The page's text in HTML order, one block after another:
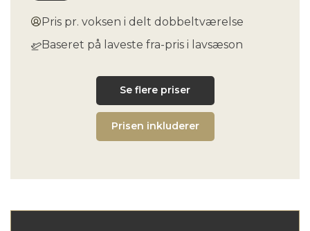
Pris pr. voksen i delt dobbeltværelse
Baseret på laveste fra-pris i lavsæson
Se flere priser
Prisen inkluderer